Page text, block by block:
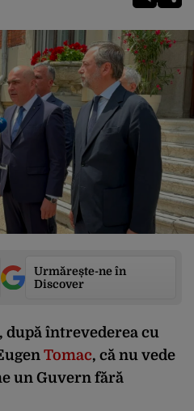
Urmărește-ne în
Discover
după întrevederea cu
Tomac, că nu vede
un Guvern fără